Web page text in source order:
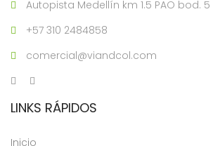
Autopista Medellín km 1.5 PAO bod.
+57 310 2484858
comercial@viandcol.com
LINKS RÁPIDOS
Inicio